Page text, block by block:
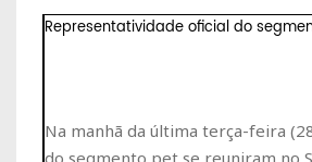
Representatividade oficial do
Na manhã da última terça-feira
do segmento pet se reuniram no